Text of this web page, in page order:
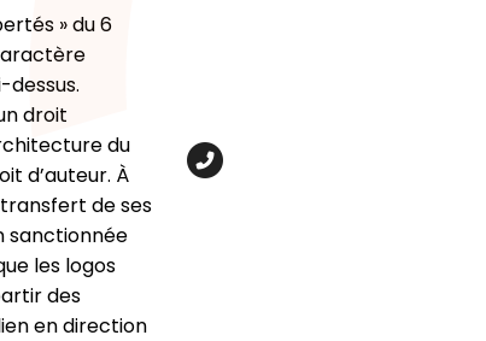
» du 6
droit
du
d’auteur. À
de ses
sanctionnée
les logos
des
en direction